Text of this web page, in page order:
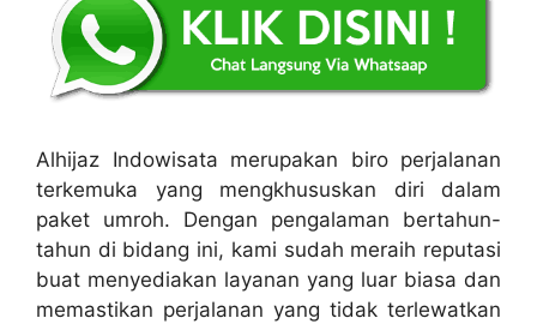
Alhijaz Indowisata merupakan biro perjalanan
terkemuka yang mengkhususkan diri dalam
paket umroh. Dengan pengalaman bertahun-
tahun di bidang ini, kami sudah meraih reputasi
buat menyediakan layanan yang luar biasa dan
memastikan perjalanan yang tidak terlewatkan